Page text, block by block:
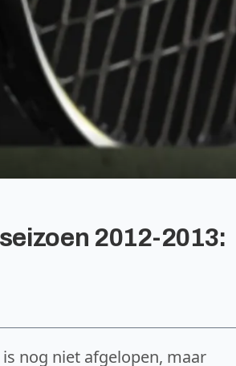
2012-2013:
nog niet afgelopen, maar